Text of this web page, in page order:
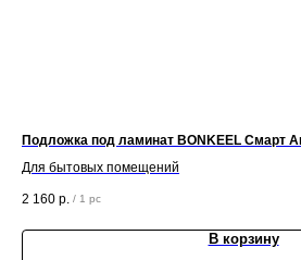
Подложка под ламинат BONKEEL Смарт
Для бытовых помещений
2 160 р. / 1 pc
В корзину